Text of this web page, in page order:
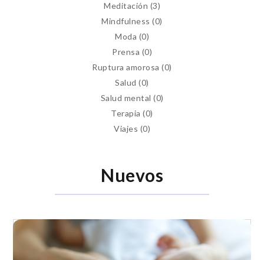
Meditación (3)
Mindfulness (0)
Moda (0)
Prensa (0)
Ruptura amorosa (0)
Salud (0)
Salud mental (0)
Terapia (0)
Viajes (0)
Nuevos